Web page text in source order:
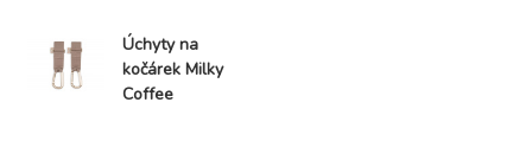
Úchyty na
kočárek Milky
Coffee